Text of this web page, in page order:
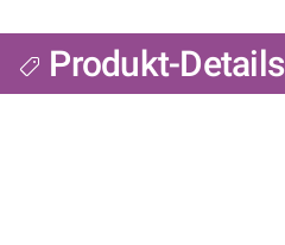
Produkt-Details